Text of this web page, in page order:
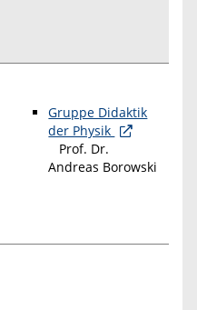
Gruppe Didaktik
der Physik
Prof. Dr.
Andreas Borowski